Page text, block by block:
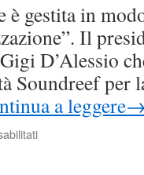
gestita in
Il
D’Alessio
Soundreef per
a leggere
su